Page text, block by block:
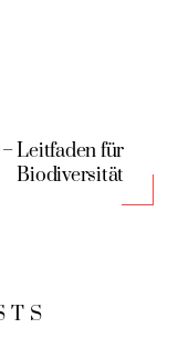
Leitfaden für
Biodiversität